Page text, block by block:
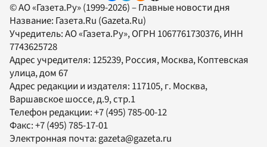
© АО «Газета.Ру» (1999-2026) – Главные новости дня
Название: Газета.Ru (Gazeta.Ru)
Учредитель:АО «Газета.Ру», ОГРН 1067761730376, ИНН
7743625728
Адрес учредителя: 125239, Россия, Москва, Коптевская
улица, дом 67
Адрес редакции и издателя: 117105, г. Москва,
Варшавское шоссе, д.9, стр.1
Телефон редакции:+7 (495) 785-00-12
Факс:+7 (495) 785-17-01
Электронная почта:gazeta@gazeta.ru